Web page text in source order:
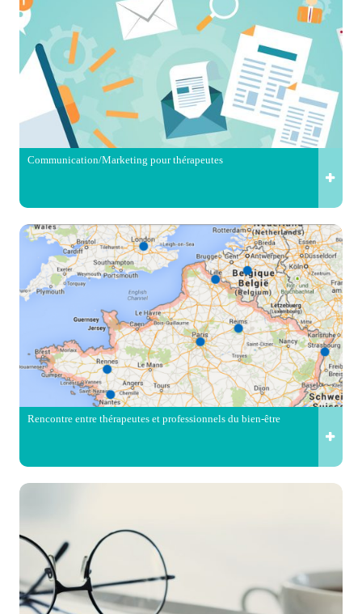
Communication/Marketing pour thérapeutes
Rencontre entre thérapeutes et professionnels du bien-être